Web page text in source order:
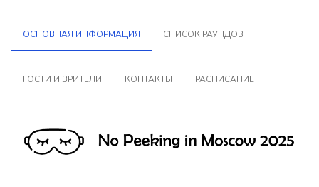
ОСНОВНАЯ ИНФОРМАЦИЯ СПИСОК РАУНДОВ
ГОСТИ И ЗРИТЕЛИ КОНТАКТЫ РАСПИСАНИЕ